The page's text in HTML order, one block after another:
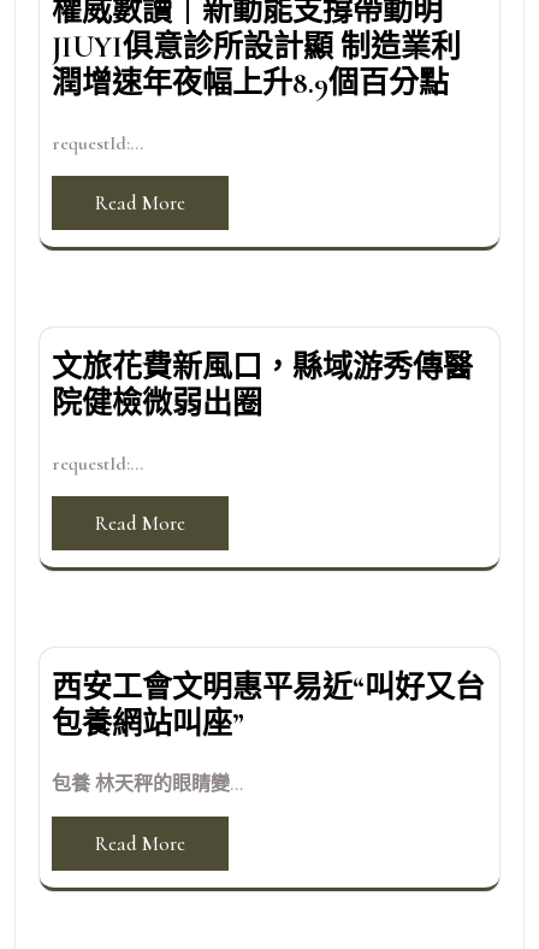
權威數讀｜新動能支撐帶動明
JIUYI俱意診所設計顯 制造業利
潤增速年夜幅上升8.9個百分點
requestId:...
Read More
文旅花費新風口，縣域游秀傳醫
院健檢微弱出圈
requestId:...
Read More
西安工會文明惠平易近“叫好又台
包養網站叫座”
包養 林天秤的眼睛變...
Read More